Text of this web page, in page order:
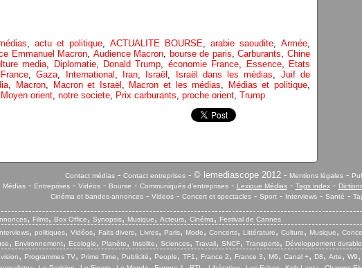
, actu et politique, ACTUALITE BOURSE, arabie saoudite, Armée,
Emmanuel Macron, Audience Macron, bourse de paris,Carburants,Chine
media, Diplomatie, Donald Trump, économie France, Essence, Etats
France,Gaza, International , Iran, Israël , Israël dans les médias, Juif de
, Macron, Macron et Israël , Macron et les médias, Médias et politique,
Moyen orient, notre societe, Prix carburants, proche orient, Trump
Contact médias- Contact entreprises- © lemediascope 2012 - Mentions légales-
Médias- Entreprises- Vidéos- Bourse - Communiqués d'entreprises- Lexique Médias- Tags index-
Cinéma et bandes-annonces- Videos- Concert et spectacles- Sport- Interviews- Santé -
, Films, Box Office, Synopsis, Musique, Acteurs, Cinéma, Festival de Cannes
, politiques, Vidéos, Faits divers, Livres, Paris, Mode, Concerts, Littérature, Culture, Musique,
, Environnement, Ecologie, Planète, Insolite, Sciences, Travail, SNCF, Transports, Développement durable
, Programmes TV, Prime Time, Publicité, People, TF1 , France 2, France 3, M6, Canal +, D8, Arte, W9,